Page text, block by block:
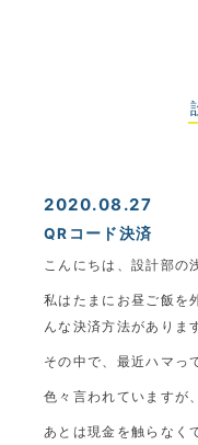
2020.08.27
QRコード決済
こんにちは、設計部の
私はたまにお昼ご飯を
んな決済方法がありま
その中で、最近ハマっ
色々言われていますが
あとは現金を触らなく